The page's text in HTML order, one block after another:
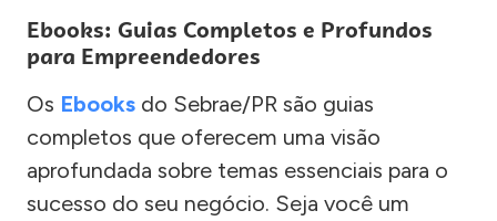
Ebooks: Guias Completos e Profundos
para Empreendedores
Os Ebooks do Sebrae/PR são guias
completos que oferecem uma visão
aprofundada sobre temas essenciais para o
sucesso do seu negócio. Seja você um